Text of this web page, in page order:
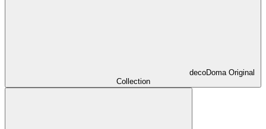
decoDoma Original
Collection